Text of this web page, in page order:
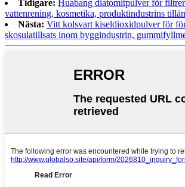
Tidigare: Huabang diatomitpulver för
vattenrening, kosmetika, produktindustrins
Nästa: Vitt kolsvart kiseldioxidpulver för
skosulatillsats inom byggindustrin,